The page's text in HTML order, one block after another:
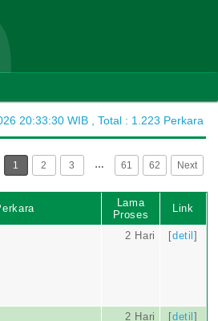
20:33:30 WIB , Total : 1.223 Perkara
1 2 3 … 61 62 Next
Lama
Proses
Link
2 Hari [detil]
2 Hari [detil]